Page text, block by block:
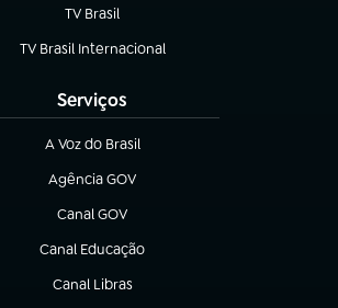
TV Brasil
(abre em nova aba)
TV Brasil Internacional
(abre em nova aba)
Serviços
A Voz do Brasil
(abre em nova aba)
Agência GOV
(abre em nova aba)
Canal GOV
(abre em nova aba)
Canal Educação
(abre em nova aba)
Canal Libras
(abre em nova aba)